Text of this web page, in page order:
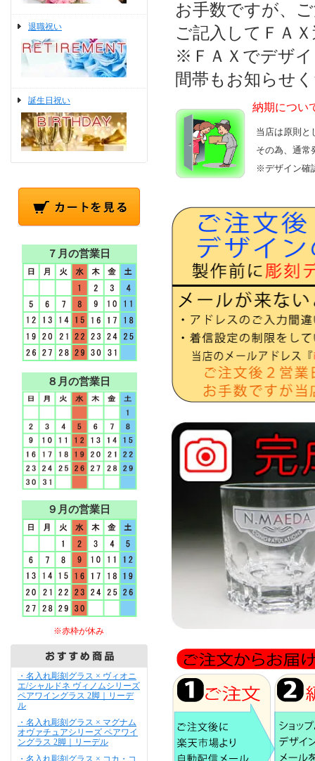
退職祝い
誕生日祝い
７月の営業日
８月の営業日
９月の営業日
※赤枠が休み
・名入れ彫刻グラス × ヴィオニ
エ/シャルドネ ヴィノムシリーズ
ペアワイングラス 2脚｜リーデ
ル
・名入れ彫刻グラス × マグナム
オヴァチュアシリーズ ペアワイ
ングラス 2脚｜リーデル
・名入れ彫刻グラス × コカ・コ
お手数ですが、
ご記入してＦＡ
※ＦＡＸでデザイ
間帯もお知らせ
納期につい
当店は原則と
その為、通常
※デザイン確